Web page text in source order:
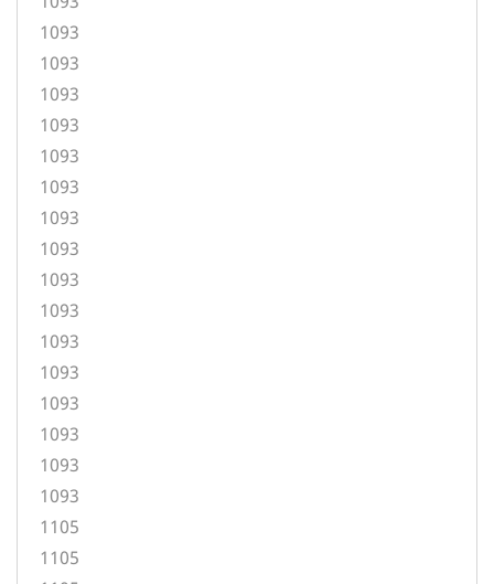
1093
1093
1093
1093
1093
1093
1093
1093
1093
1093
1093
1093
1093
1093
1093
1093
1105
1105